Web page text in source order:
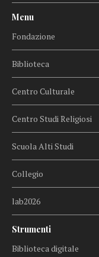
Menu
Fondazione
Biblioteca
Centro Culturale
Centro Studi Religiosi
Scuola Alti Studi
Collegio
lab2026
Strumenti
Biblioteca digitale